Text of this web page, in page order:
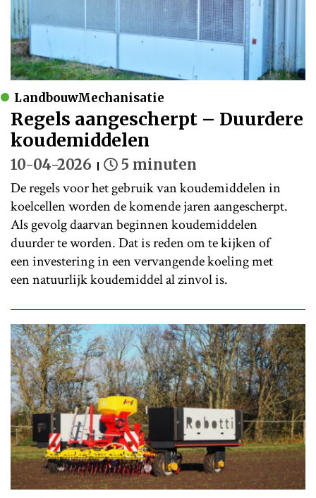
LandbouwMechanisatie
Regels aangescherpt – Duurdere
koudemiddelen
10-04-2026 5 minuten
De regels voor het gebruik van koudemiddelen in
koelcellen worden de komende jaren aangescherpt.
Als gevolg daarvan beginnen koudemiddelen
duurder te worden. Dat is reden om te kijken of
een investering in een vervangende koeling met
een natuurlijk koudemiddel al zinvol is.